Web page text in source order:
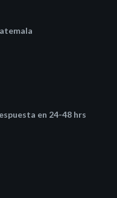
en 24-48 hrs